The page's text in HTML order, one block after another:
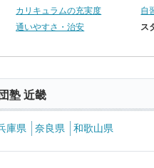
カリキュラムの充実度
自
通いやすさ・治安
ス
塾 近畿
庫県 奈良県 和歌山県